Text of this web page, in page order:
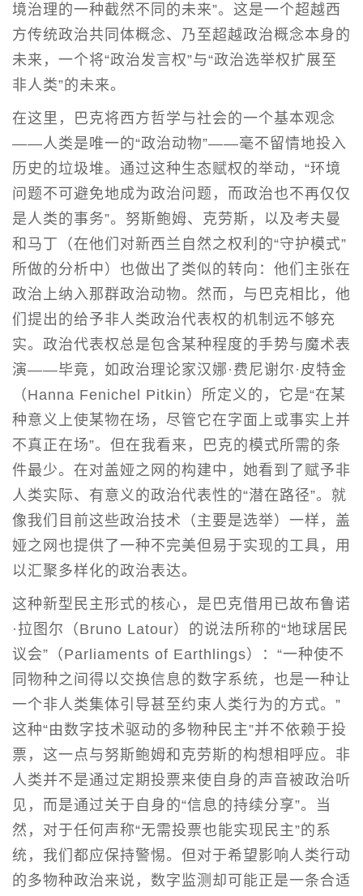
境治理的一种截然不同的未来”。这是一个超越西
方传统政治共同体概念、乃至超越政治概念本身的
未来，一个将“政治发言权”与“政治选举权扩展至
非人类”的未来。
在这里，巴克将西方哲学与社会的一个基本观念
——人类是唯一的“政治动物”——毫不留情地投入
历史的垃圾堆。通过这种生态赋权的举动，“环境
问题不可避免地成为政治问题，而政治也不再仅仅
是人类的事务”。努斯鲍姆、克劳斯，以及考夫曼
和马丁（在他们对新西兰自然之权利的“守护模式”
所做的分析中）也做出了类似的转向：他们主张在
政治上纳入那群政治动物。然而，与巴克相比，他
们提出的给予非人类政治代表权的机制远不够充
实。政治代表权总是包含某种程度的手势与魔术表
演——毕竟，如政治理论家汉娜·费尼谢尔·皮特金
（Hanna Fenichel Pitkin）所定义的，它是“在某
种意义上使某物在场，尽管它在字面上或事实上并
不真正在场”。但在我看来，巴克的模式所需的条
件最少。在对盖娅之网的构建中，她看到了赋予非
人类实际、有意义的政治代表性的“潜在路径”。就
像我们目前这些政治技术（主要是选举）一样，盖
娅之网也提供了一种不完美但易于实现的工具，用
以汇聚多样化的政治表达。
这种新型民主形式的核心，是巴克借用已故布鲁诺
·拉图尔（Bruno Latour）的说法所称的“地球居民
议会”（Parliaments of Earthlings）：“一种使不
同物种之间得以交换信息的数字系统，也是一种让
一个非人类集体引导甚至约束人类行为的方式。”
这种“由数字技术驱动的多物种民主”并不依赖于投
票，这一点与努斯鲍姆和克劳斯的构想相呼应。非
人类并不是通过定期投票来使自身的声音被政治听
见，而是通过关于自身的“信息的持续分享”。当
然，对于任何声称“无需投票也能实现民主”的系
统，我们都应保持警惕。但对于希望影响人类行动
的多物种政治来说，数字监测却可能正是一条合适